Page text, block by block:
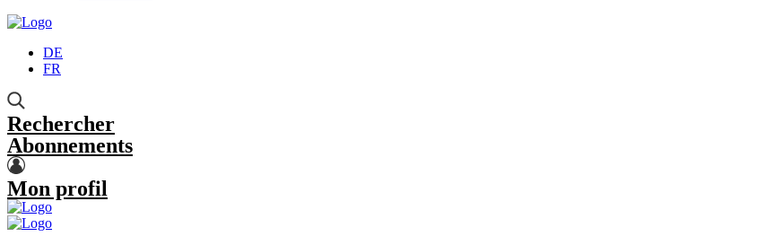
DE
FR
Rechercher
Abonnements
Mon profil